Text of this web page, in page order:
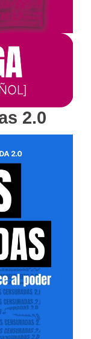
2.0